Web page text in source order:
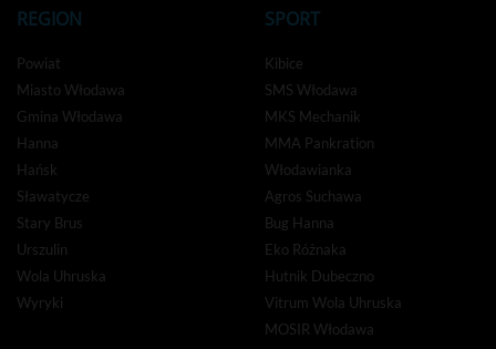
REGION
Powiat
Miasto Włodawa
Gmina Włodawa
Hanna
Hańsk
Sławatycze
Stary Brus
Urszulin
Wola Uhruska
Wyryki
SPORT
Kibice
SMS Włodawa
MKS Mechanik
MMA Pankration
Włodawianka
Agros Suchawa
Bug Hanna
Eko Różnaka
Hutnik Dubeczno
Vitrum Wola Uhruska
MOSIR Włodawa